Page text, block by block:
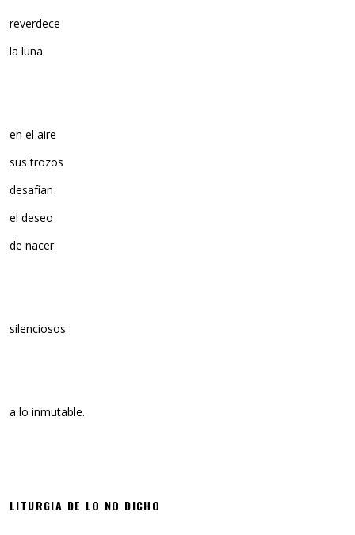
reverdece
la luna
en el aire
sus trozos
desafían
el deseo
de nacer
silenciosos
a lo inmutable.
LITURGIA DE LO NO DICHO